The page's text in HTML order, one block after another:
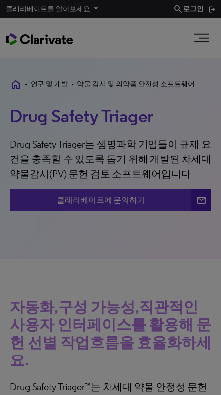
클래리베이트를 알아보세요 search 로그인
home • 연구 및 개발 • 약물 감시 및 의약품 안전성 소프트웨어
Drug Safety Triager
Drug Safety Triager는 생명과학 기업들이 규제 요
건을 충족할 수 있도록 돕기 위해 개발된 차세대
약물감시(PV) 문헌 검토 소프트웨어입니다
클래리베이트에 문의하기 mail
자동화,구성 가능성,직관적인
사용자 인터페이스를 활용해 문
헌 선별 작업흐름을 효율화하세
요.
Drug Safety Triager™는 차세대 약물 안정성 문헌